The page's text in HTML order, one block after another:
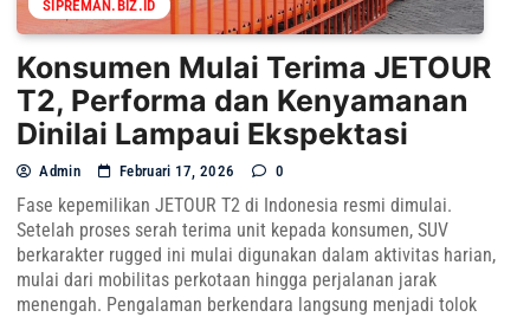
SIPREMAN.BIZ.ID
Konsumen Mulai Terima JETOUR
T2, Performa dan Kenyamanan
Dinilai Lampaui Ekspektasi
Admin Februari 17, 2026 0
Fase kepemilikan JETOUR T2 di Indonesia resmi dimulai.
Setelah proses serah terima unit kepada konsumen, SUV
berkarakter rugged ini mulai digunakan dalam aktivitas harian,
mulai dari mobilitas perkotaan hingga perjalanan jarak
menengah. Pengalaman berkendara langsung menjadi tolok